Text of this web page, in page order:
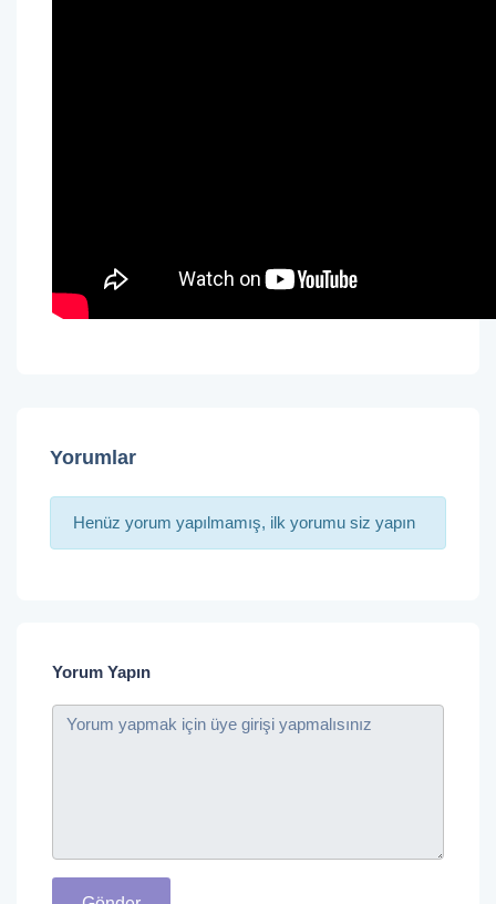
Yorumlar
Henüz yorum yapılmamış, ilk yorumu siz yapın
Yorum Yapın